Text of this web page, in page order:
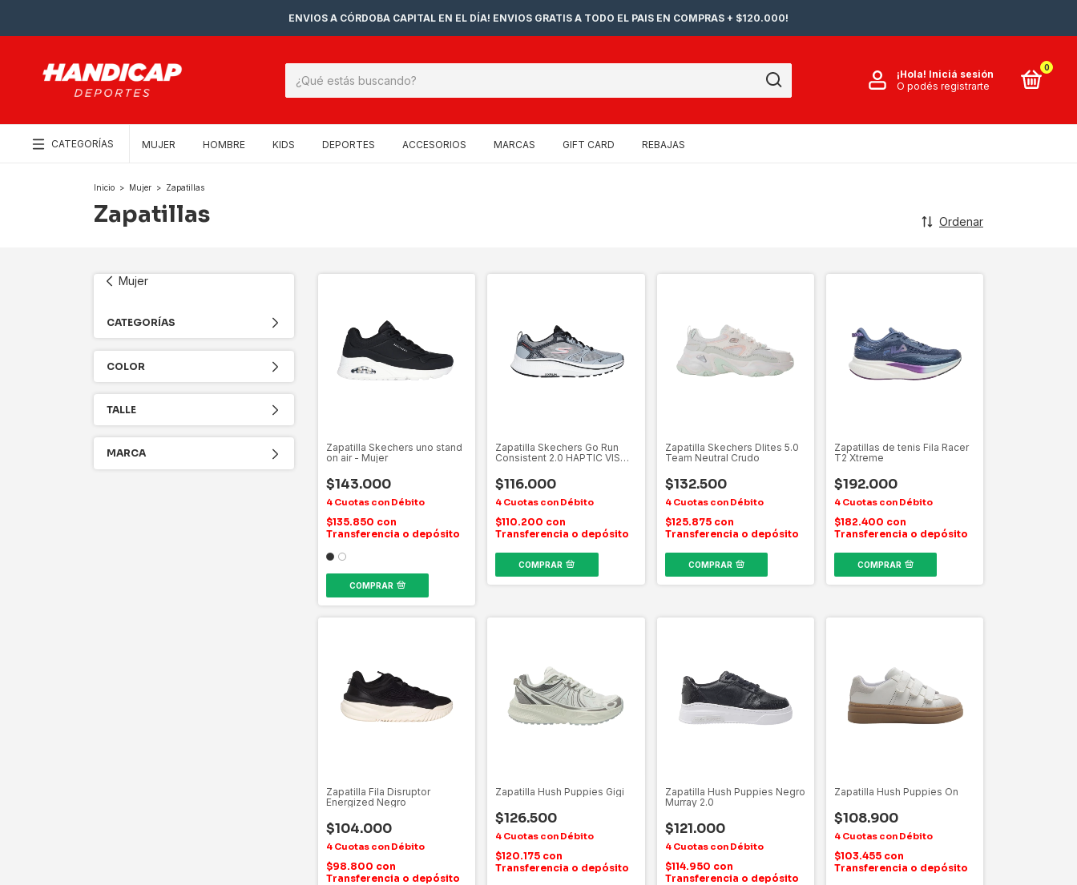
ENVIOS A CÓRDOBA CAPITAL EN EL DÍA! ENVIOS GRATIS A TODO EL PAIS EN COMPRAS + $120.000!
¡Hola! Iniciá sesión
O podés registrarte
0
CATEGORÍAS MUJER HOMBRE KIDS DEPORTES ACCESORIOS MARCAS GIFT CARD REBAJAS
Inicio > Mujer > Zapatillas
Zapatillas Ordenar
Mujer
CATEGORÍAS
COLOR
TALLE
MARCA
Zapatilla Skechers uno stand
on air - Mujer
$143.000
$135.850 con
Transferencia o depósito
COMPRAR
Zapatilla Skechers Go Run
Consistent 2.0 HAPTIC VIS
$116.000
$110.200 con
Transferencia o depósito
COMPRAR
Zapatilla Skechers Dlites 5.0
Team Neutral Crudo
$132.500
$125.875 con
Transferencia o depósito
COMPRAR
Zapatillas de tenis Fila Racer
T2 Xtreme
$192.000
$182.400 con
Transferencia o depósito
COMPRAR
Zapatilla Fila Disruptor
Energized Negro
$104.000
$98.800 con
Transferencia o depósito
Zapatilla Hush Puppies Gigi
$126.500
$120.175 con
Transferencia o depósito
Zapatilla Hush Puppies Negro
Murray 2.0
$121.000
$114.950 con
Transferencia o depósito
Zapatilla Hush Puppies On
$108.900
$103.455 con
Transferencia o depósito